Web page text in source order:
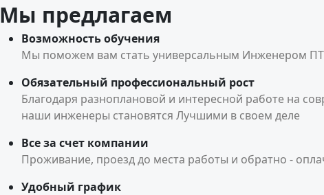
Мы предлагаем
Возможность обучения
Мы поможем вам стать универсальным Инженером
Обязательный профессиональный рост
Благодаря разноплановой и интересной работе на
наши инженеры становятся Лучшими в своем деле
Все за счет компании
Проживание, проезд до места работы и обратно -
Удобный график